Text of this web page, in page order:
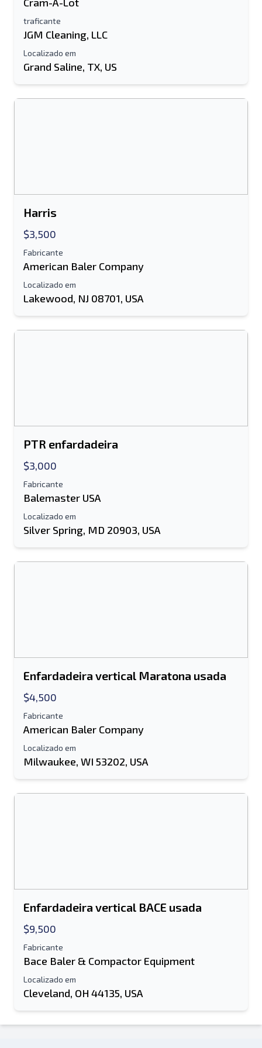
Móvel
traficante
JGM Cleaning, LLC
Localizado em
Grand Saline, TX, US
Harris
$3,500
Fabricante
American Baler Company
Localizado em
Lakewood, NJ 08701, USA
PTR enfardadeira
$3,000
Fabricante
Balemaster USA
Localizado em
Silver Spring, MD 20903, USA
Enfardadeira vertical Maratona usada
$4,500
Fabricante
American Baler Company
Localizado em
Milwaukee, WI 53202, USA
Enfardadeira vertical BACE usada
$9,500
Fabricante
Bace Baler & Compactor Equipment
Localizado em
Cleveland, OH 44135, USA
Seu nome completo
informação adicional